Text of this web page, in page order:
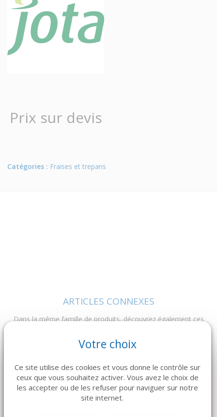
Prix sur devis
Catégories : Fraises et trepans
ARTICLES CONNEXES
Dans la même famille de produits, découvrez également ces
Votre choix
Ce site utilise des cookies et vous donne le contrôle sur
ceux que vous souhaitez activer. Vous avez le choix de
les accepter ou de les refuser pour naviguer sur notre
site internet.